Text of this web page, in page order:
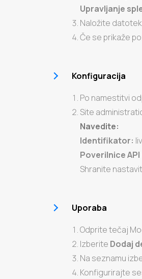
Upravljanje
Naložite
Če se prikaže
Konfiguracija
Po namestitvi
Site
Navedite:
Identifikator:
Poverilnice API
Shranite
Uporaba
Odprite tečaj
Izberite Dodaj
Na seznamu
Konfigurirajte